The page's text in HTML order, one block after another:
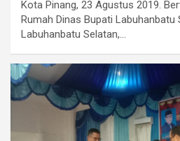
Kota Pinang, 23 Agustus 2019.
Rumah Dinas Bupati Labuhanbatu
Labuhanbatu Selatan,…